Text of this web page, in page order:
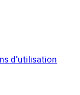
d’utilisation